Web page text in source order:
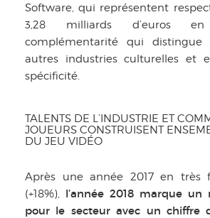
Software, qui représentent
3,28 milliards d’euros
complémentarité qui distingue
autres industries culturelles et
spécificité.
TALENTS DE L’INDUSTRIE ET
JOUEURS CONSTRUISENT
DU JEU VIDÉO
Après une année 2017 en très
(+18%), l’année 2018 marque un
pour le secteur avec un chiffre